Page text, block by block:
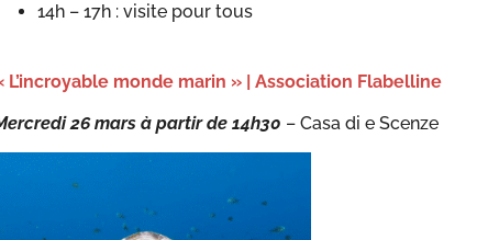
14h – 17h : visite pour tous
L’incroyable monde marin » | Association Flabelline
26 mars à partir de 14h30 – Casa di e Scenze